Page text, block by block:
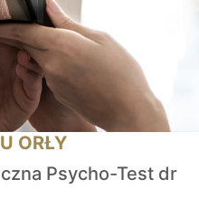
ORŁY
Psycho-Test dr